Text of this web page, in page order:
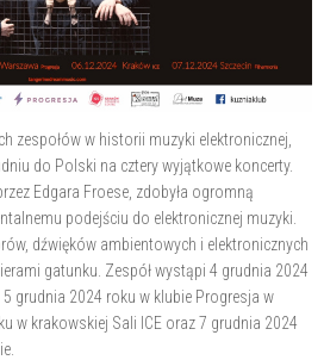
zespołów w historii muzyki elektronicznej,
do Polski na cztery wyjątkowe koncerty.
Edgara Froese, zdobyła ogromną
podejściu do elektronicznej muzyki.
dźwięków ambientowych i elektronicznych
gatunku. Zespół wystąpi 4 grudnia 2024
grudnia 2024 roku w klubie Progresja w
w krakowskiej Sali ICE oraz 7 grudnia 2024